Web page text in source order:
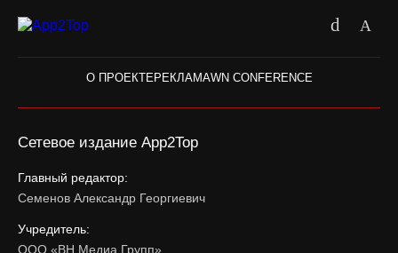
О ПРОЕКТЕРЕКЛАМАWN CONFERENCE
Сетевое издание App2Top
Главный редактор:
Семенов Александр Георгиевич
Учредитель:
ООО «ВН Медиа Групп»